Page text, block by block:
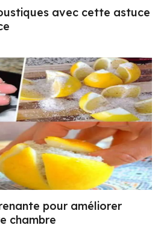
avec cette astuce
pour améliorer
chambre